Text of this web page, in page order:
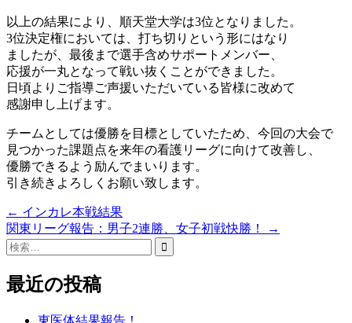
以上の結果により、順天堂大学は3位となりました。
3位決定権においては、打ち切りという形にはなり
ましたが、最後まで選手含めサポートメンバー、
応援が一丸となって戦い抜くことができました。
日頃よりご指導ご声援いただいている皆様に改めて
感謝申し上げます。
チームとしては優勝を目標としていたため、今回の大会で
見つかった課題点を来年の看護リーグに向けて改善し、
優勝できるよう励んでまいります。
引き続きよろしくお願い致します。
Post
navigation
← インカレ本戦結果
関東リーグ報告：男子2連勝、女子初戦快勝！
→
検
最近の投稿
東医体結果報告！